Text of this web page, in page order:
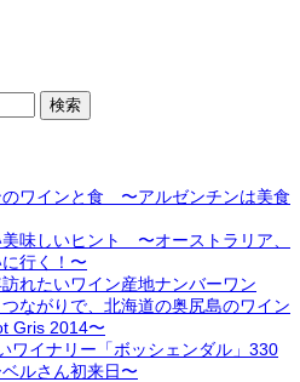
ワインと食 〜アルゼンチンは美食
味しいヒント 〜オーストラリア、
行く！〜
れたいワイン産地ナンバーワン
つながりで、北海道の奥尻島のワイン
Gris 2014〜
ワイナリー「ボッシェンダル」330
ルさん初来日〜